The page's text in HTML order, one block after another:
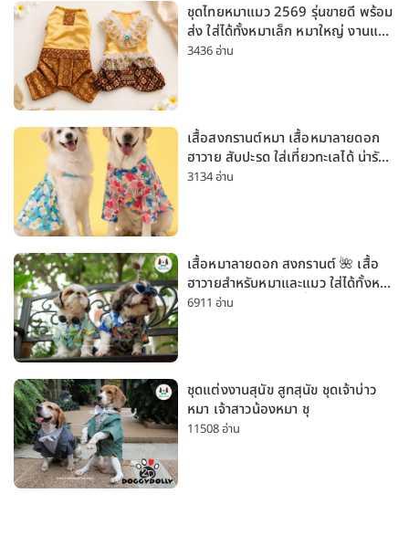
ชุดไทยหมาแมว 2569 รุ่นขายดี พร้อม
ส่ง ใส่ได้ทั้งหมาเล็ก หมาใหญ่ งานแต่ง
สงกรานต์ ลอยกระทง
3436 อ่าน
เสื้อสงกรานต์หมา เสื้อหมาลายดอก
ฮาวาย สับปะรด ใส่เที่ยวทะเลได้ น่ารัก
ใส่ได้ทั้งหมาเล็กและหมาใหญ่
3134 อ่าน
เสื้อหมาลายดอก สงกรานต์ 🌺 เสื้อ
ฮาวายสำหรับหมาและแมว ใส่ได้ทั้งหมา
เล็กและหมาใหญ่ ใส่เที่ยวทะเลน่ารัก
6911 อ่าน
ชุดแต่งงานสุนัข สูทสุนัข ชุดเจ้าบ่าว
หมา เจ้าสาวน้องหมา ชุ
11508 อ่าน